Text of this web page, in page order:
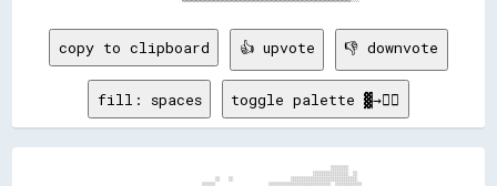
copy to clipboard 👍 upvote 👎 downvote
fill: spaces toggle palette ▓→✊🏽